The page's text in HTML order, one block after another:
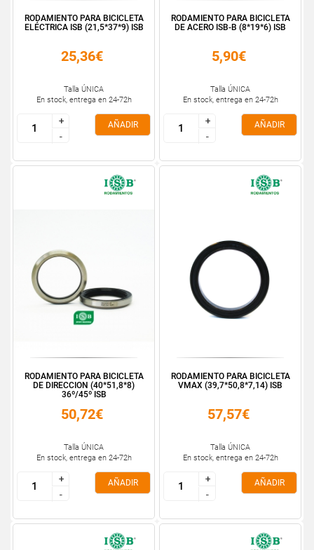
RODAMIENTO PARA BICICLETA
ELÉCTRICA ISB (21,5*37*9) ISB
25,36€
Talla ÚNICA
En stock, entrega en 24-72h
+
-
+
-
AÑADIR
RODAMIENTO PARA BICICLETA
DE ACERO ISB-B (8*19*6) ISB
5,90€
Talla ÚNICA
En stock, entrega en 24-72h
+
-
+
-
AÑADIR
RODAMIENTO PARA BICICLETA
DE DIRECCION (40*51,8*8)
36º/45º ISB
50,72€
Talla ÚNICA
En stock, entrega en 24-72h
+
-
+
-
AÑADIR
RODAMIENTO PARA BICICLETA
VMAX (39,7*50,8*7,14) ISB
57,57€
Talla ÚNICA
En stock, entrega en 24-72h
+
-
+
-
AÑADIR